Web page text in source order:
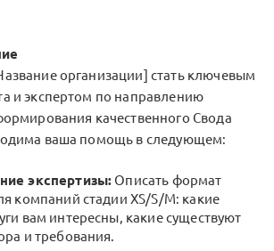
организации] стать ключевым
и экспертом по направлению
качественного Свода
ваша помощь в следующем:
экспертизы: Описать формат
компаний стадии XS/S/M: какие
вам интересны, какие существуют
и требования.